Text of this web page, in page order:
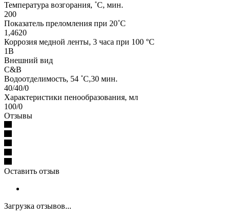
Температура возгорания, ˚C, мин.
200
Показатель преломления при 20˚C
1,4620
Коррозия медной ленты, 3 часа при 100 °C
1B
Внешний вид
C&B
Водоотделимость, 54 ˚C,30 мин.
40/40/0
Характеристики пенообразования, мл
100/0
Отзывы
Оставить отзыв
Загрузка отзывов...